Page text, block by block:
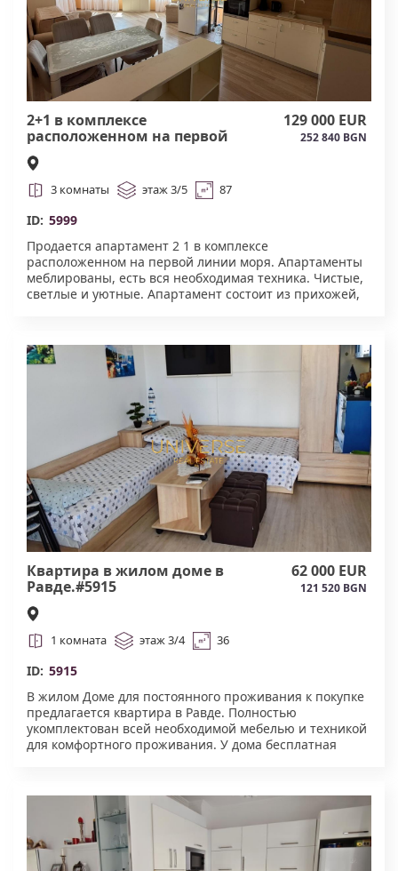
магазины, кафе, аптеки и остановки общественного
транспорта находятся рядом.
Отличный вариант для летнего отдыха, сдачи в
аренду или круглогодичного проживания на
побережье Болгарии. Акт 16. #6062
2+1 в комплексе
расположенном на первой
линии моря#5999
129 000 EUR
252 840 BGN
3 комнаты этаж 3/5 87
ID: 5999
Продается апартамент 2 1 в комплексе
расположенном на первой линии моря. Апартаменты
меблированы, есть вся необходимая техника. Чистые,
светлые и уютные. Апартамент состоит из прихожей,
первая линий. Рядом есть вся инфраструктура. Из
комплекса есть прямой выход на свой пляж. Такса
поддержки 272 евро/год. В комплексе создано
управление этажной собственностью. Акт.16.#5999
Квартира в жилом доме в
Равде.#5915
62 000 EUR
121 520 BGN
1 комната этаж 3/4 36
ID: 5915
В жилом Доме для постоянного проживания к покупке
предлагается квартира в Равде. Полностью
укомплектован всей необходимой мебелью и техникой
для комфортного проживания. У дома бесплатная